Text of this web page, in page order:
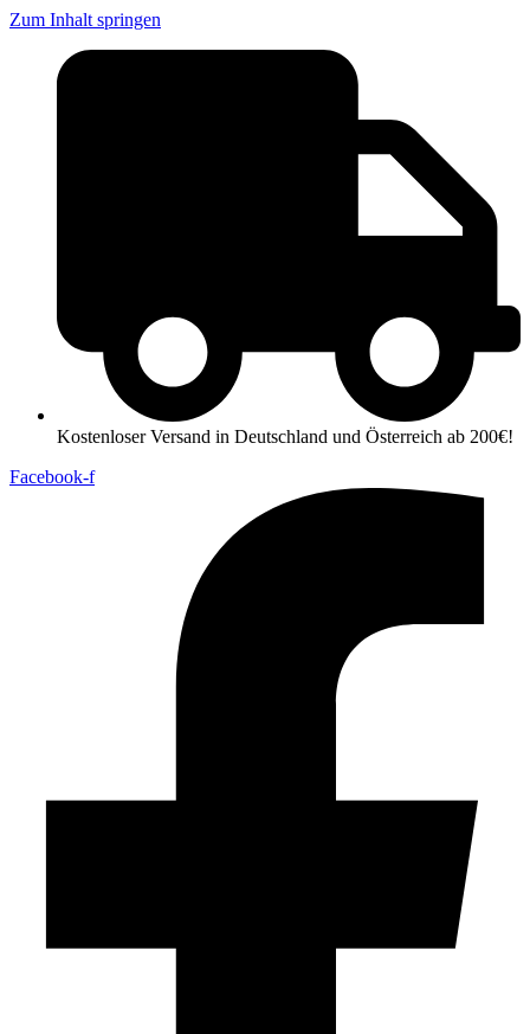
Zum Inhalt springen
Kostenloser Versand in Deutschland und Österreich ab 200€!
Facebook-f